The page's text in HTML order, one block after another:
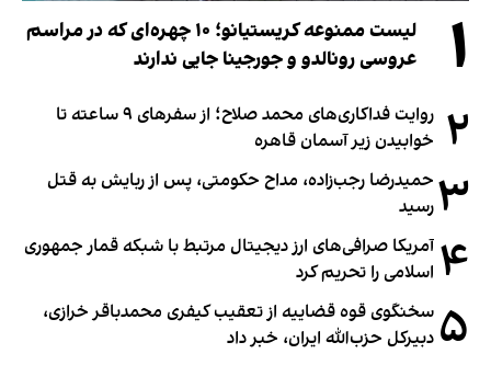
۱
لیست ممنوعه کریستیانو؛ ۱۰ چهره‌ای که در مراسم
عروسی رونالدو و جورجینا جایی ندارند
۲
روایت فداکاری‌های محمد صلاح؛ از سفرهای ۹ ساعته تا
خوابیدن زیر آسمان قاهره
۳ حمیدرضا رجب‌زاده، مداح حکومتی، پس از ربایش به قتل
رسید
۴ آمریکا صرافی‌های ارز دیجیتال مرتبط با شبکه قمار جمهوری
اسلامی را تحریم کرد
۵ سخنگوی قوه قضاییه از تعقیب کیفری محمدباقر خرازی،
دبیر‌کل حزب‌الله ایران، خبر داد